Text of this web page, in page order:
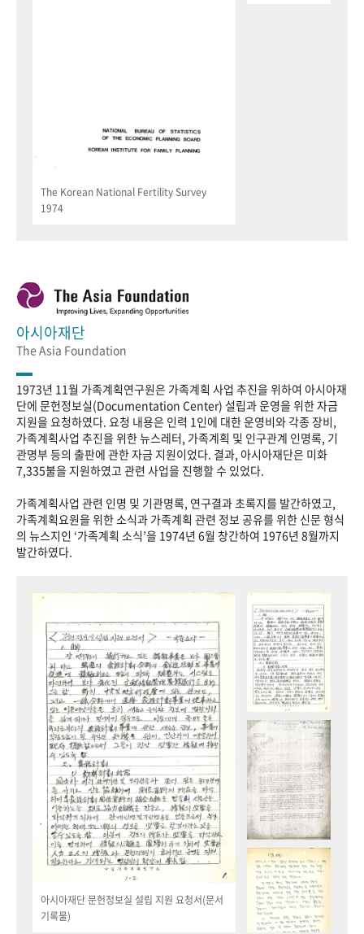
The Korean National Fertility Survey
1974
아시아재단
The Asia Foundation
1973년 11월 가족계획연구원은 가족계획 사업 추진을 위하여 아시아재
단에 문헌정보실(Documentation Center) 설립과 운영을 위한 자금
지원을 요청하였다. 요청 내용은 인력 1인에 대한 운영비와 각종 장비,
가족계획사업 추진을 위한 뉴스레터, 가족계획 및 인구관계 인명록, 기
관명부 등의 출판에 관한 자금 지원이었다. 결과, 아시아재단은 미화
7,335불을 지원하였고 관련 사업을 진행할 수 있었다.
가족계획사업 관련 인명 및 기관명록, 연구결과 초록지를 발간하였고,
가족계획요원을 위한 소식과 가족계획 관련 정보 공유를 위한 신문 형식
의 뉴스지인 ‘가족계획 소식’을 1974년 6월 창간하여 1976년 8월까지
발간하였다.
아시아재단 문헌정보실 설립 지원 요청서(문서
기록물)